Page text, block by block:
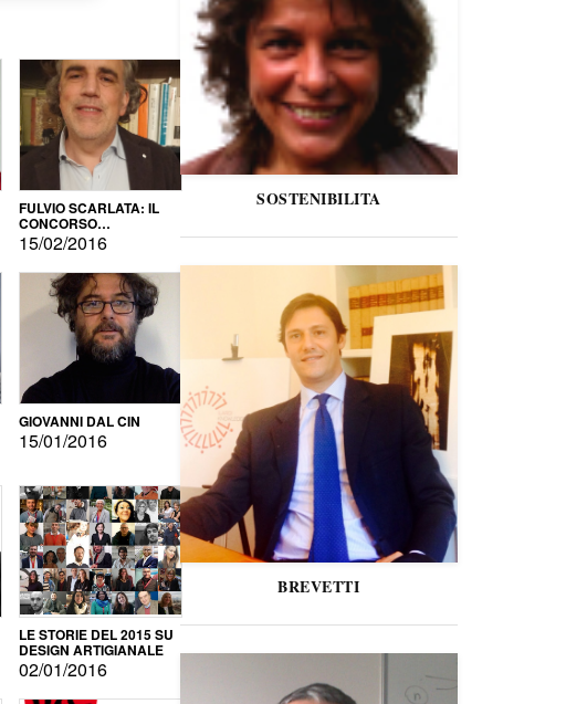
FULVIO SCARLATA: IL
CONCORSO
LETTERARIO
15/02/2016
GIOVANNI DAL CIN
15/01/2016
LE STORIE DEL 2015 SU
DESIGN ARTIGIANALE
02/01/2016
SOSTENIBILITA
BREVETTI